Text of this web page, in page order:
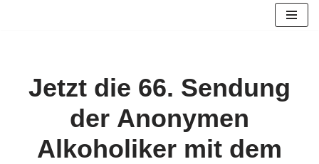
Jetzt die 66. Sendung
der Anonymen
Alkoholiker mit dem